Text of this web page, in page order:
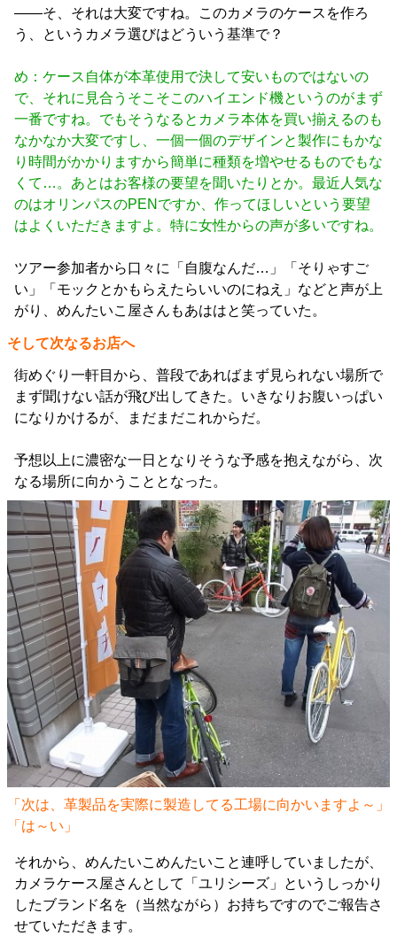
――そ、それは大変ですね。このカメラのケースを作ろ
う、というカメラ選びはどういう基準で？
め：ケース自体が本革使用で決して安いものではないの
で、それに見合うそこそこのハイエンド機というのがまず
一番ですね。でもそうなるとカメラ本体を買い揃えるのも
なかなか大変ですし、一個一個のデザインと製作にもかな
り時間がかかりますから簡単に種類を増やせるものでもな
くて…。あとはお客様の要望を聞いたりとか。最近人気な
のはオリンパスのPENですか、作ってほしいという要望
はよくいただきますよ。特に女性からの声が多いですね。
ツアー参加者から口々に「自腹なんだ…」「そりゃすご
い」「モックとかもらえたらいいのにねえ」などと声が上
がり、めんたいこ屋さんもあははと笑っていた。
そして次なるお店へ
街めぐり一軒目から、普段であればまず見られない場所で
まず聞けない話が飛び出してきた。いきなりお腹いっぱい
になりかけるが、まだまだこれからだ。
予想以上に濃密な一日となりそうな予感を抱えながら、次
なる場所に向かうこととなった。
「次は、革製品を実際に製造してる工場に向かいますよ～」
「は～い」
それから、めんたいこめんたいこと連呼していましたが、
カメラケース屋さんとして「ユリシーズ」というしっかり
したブランド名を（当然ながら）お持ちですのでご報告さ
せていただきます。